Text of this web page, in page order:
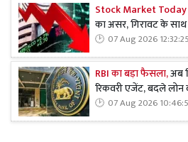
Stock Market
का असर, गिरावट के
07 Aug 2026 12:32:25
RBI का बड़ा फैसला,अब
रिकवरी एजेंट, बदले
07 Aug 2026